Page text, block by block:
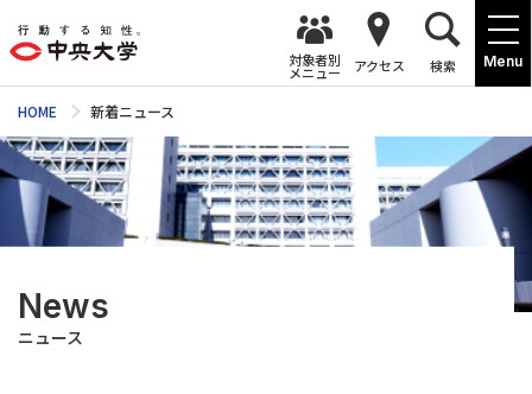
Menu
対象者別
メニュー アクセス 検索
HOME 新着ニュース
News
ニュース